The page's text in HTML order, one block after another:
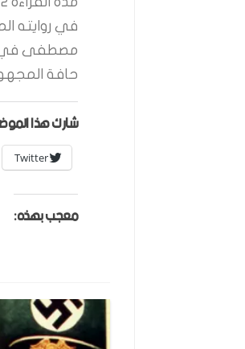
في روايته
مصطفى في
حافة
شارك هذا
Twitter
معجب بهذه: